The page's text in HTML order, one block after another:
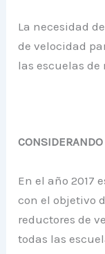
La necesidad
de velocidad
las escuelas
En el año 2017
con el objetivo
reductores de
todas las